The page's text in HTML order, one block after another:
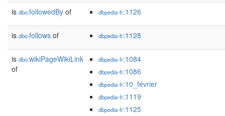
is dbo:followedBy of dbpedia-fr:1126
is dbo:follows of dbpedia-fr:1128
is dbo:wikiPageWikiLink
of
dbpedia-fr:1084
dbpedia-fr:1086
dbpedia-fr:10_février
dbpedia-fr:1119
dbpedia-fr:1125